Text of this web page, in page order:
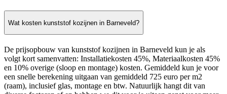
Wat kosten kunststof kozijnen in Barneveld?
De prijsopbouw van kunststof kozijnen in Barneveld kun je als
volgt kort samenvatten: Installatiekosten 45%, Materiaalkosten 45%
en 10% overige (sloop en montage) kosten. Gemiddeld kun je voor
een snelle berekening uitgaan van gemiddeld 725 euro per m2
(raam), inclusief glas, montage en btw. Natuurlijk hangt dit van